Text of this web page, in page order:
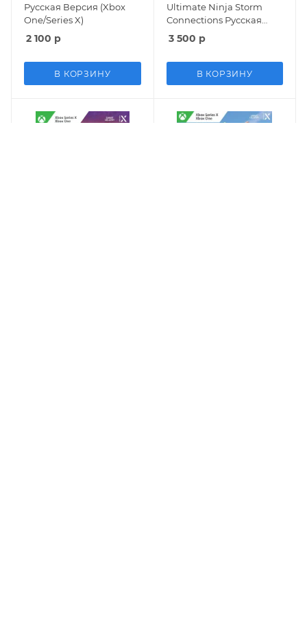
Русская Версия (Xbox
One/Series X)
2 100 р
В КОРЗИНУ
Ultimate Ninja Storm
Connections Русская
Версия (Xbox One/Series
3 500 р
В КОРЗИНУ